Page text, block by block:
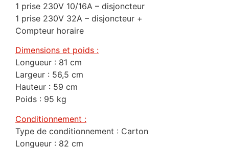
1 prise 230V 10/16A – disjoncteur
1 prise 230V 32A – disjoncteur +
Compteur horaire
Dimensions et poids :
Longueur : 81 cm
Largeur : 56,5 cm
Hauteur : 59 cm
Poids : 95 kg
Conditionnement :
Type de conditionnement : Carton
Longueur : 82 cm